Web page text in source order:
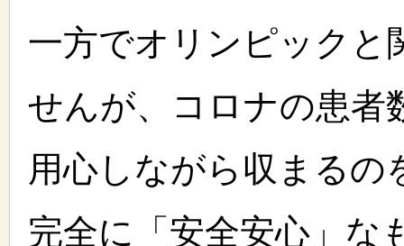
一方でオリンピックと
せんが、コロナの患者
用心しながら収まる
完全に「安全安心」な